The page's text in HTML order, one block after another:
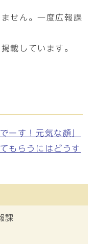
せん。一度広報課
載しています。
ーす！元気な顔」
もらうにはどうす
課